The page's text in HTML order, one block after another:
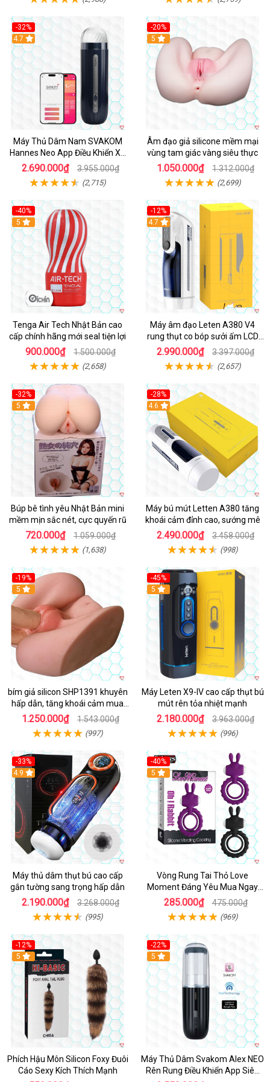
-32%
Hot
4.7
Máy Thủ Dâm Nam SVAKOM
Hannes Neo App Điều Khiển Xa
Cao Cấp
2.690.000₫ 3.955.000₫
(2,715)
-20%
Hot
5
Âm đạo giả silicone mềm mại
vùng tam giác vàng siêu thực
1.050.000₫ 1.312.000₫
(2,699)
-40%
Hot
5
Tenga Air Tech Nhật Bản cao
cấp chính hãng mới seal tiện lợi
900.000₫ 1.500.000₫
(2,658)
-12%
Hot
4.7
Máy âm đạo Leten A380 V4
rung thụt co bóp sưởi ấm LCD
đẹp
2.990.000₫ 3.397.000₫
(2,657)
-32%
Hot
5
Búp bê tình yêu Nhật Bản mini
mềm mịn sắc nét, cực quyến rũ
720.000₫ 1.059.000₫
(1,638)
-28%
Hot
4.6
Máy bú mút Letten A380 tăng
khoái cảm đỉnh cao, sướng mê
2.490.000₫ 3.458.000₫
(998)
-19%
Hot
5
bím giả silicon SHP1391 khuyên
hấp dẫn, tăng khoái cảm mua
ngay
1.250.000₫ 1.543.000₫
(997)
-45%
Hot
5
Máy Leten X9-IV cao cấp thụt bú
mút rên tỏa nhiệt mạnh
2.180.000₫ 3.963.000₫
(996)
-33%
Hot
4.9
Máy thủ dâm thụt bú cao cấp
gắn tường sang trọng hấp dẫn
2.190.000₫ 3.268.000₫
(995)
-40%
5
Vòng Rung Tai Thỏ Love
Moment Đáng Yêu Mua Ngay
Giá Tốt
285.000₫ 475.000₫
(969)
-12%
Hot
5
Phích Hậu Môn Silicon Foxy Đuôi
Cáo Sexy Kích Thích Mạnh
-22%
5
Máy Thủ Dâm Svakom Alex NEO
Rên Rung Điều Khiển App Siêu